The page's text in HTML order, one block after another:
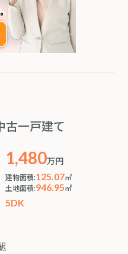
一戸建て
1,480万円
建物面積:125.07㎡
土地面積:946.95㎡
5DK